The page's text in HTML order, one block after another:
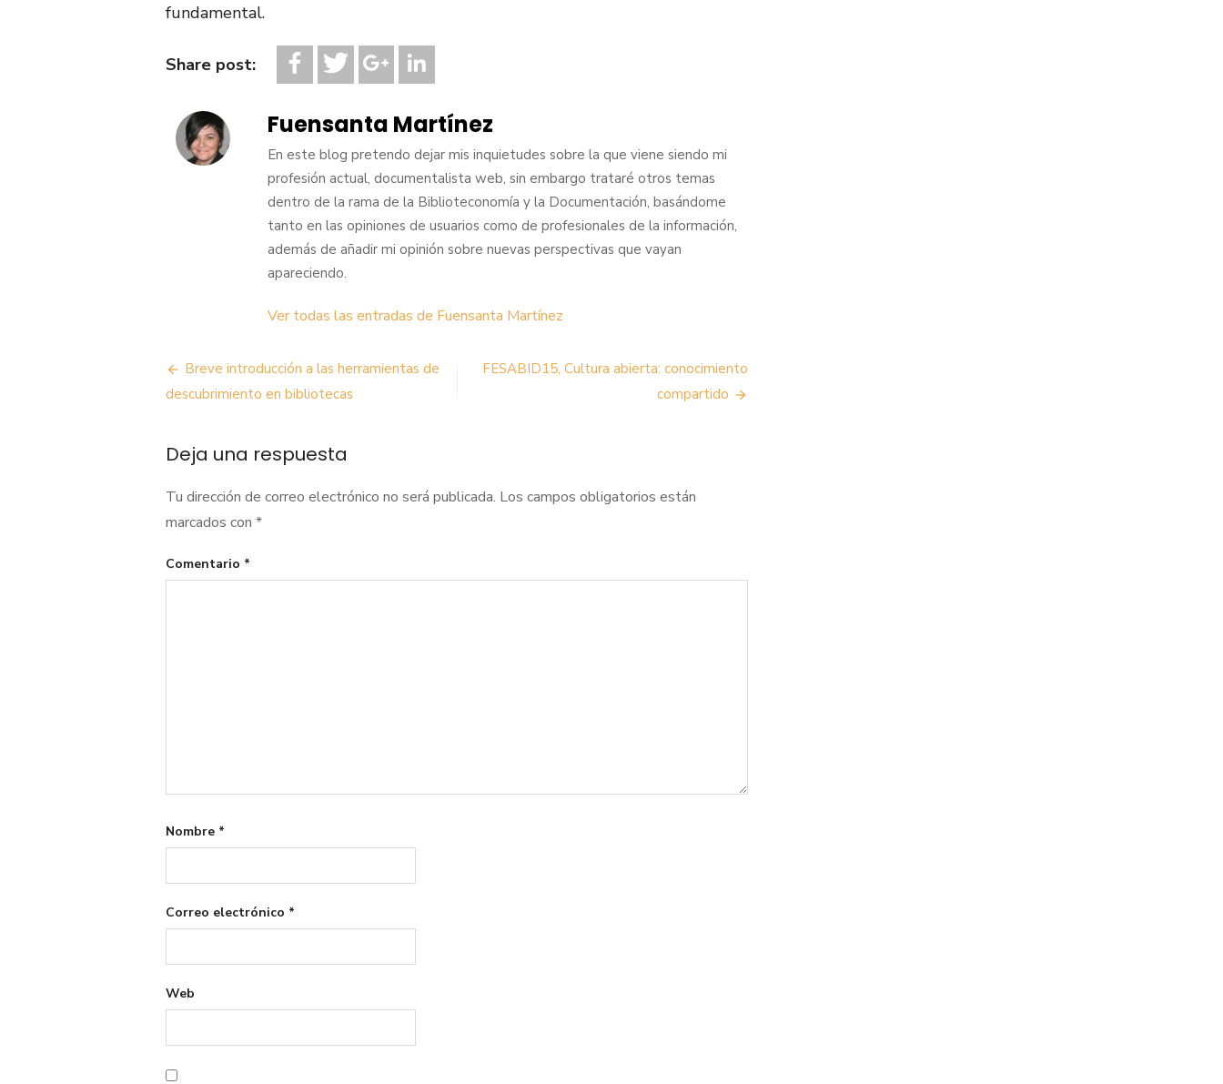
fundamental.
Share post:
Fuensanta Martínez
En este blog pretendo dejar mis inquietudes sobre la que viene siendo mi
profesión actual, documentalista web, sin embargo trataré otros temas
dentro de la rama de la Biblioteconomía y la Documentación, basándome
tanto en las opiniones de usuarios como de profesionales de la información,
además de añadir mi opinión sobre nuevas perspectivas que vayan
apareciendo.
Ver todas las entradas de Fuensanta Martínez
Navegación
de
Breve introducción a las herramientas de
descubrimiento en bibliotecas
FESABID15, Cultura abierta: conocimiento
compartido
Deja una respuesta
Tu dirección de correo electrónico no será publicada. Los campos obligatorios están
marcados con *
Comentario *
Nombre *
Correo electrónico *
Web